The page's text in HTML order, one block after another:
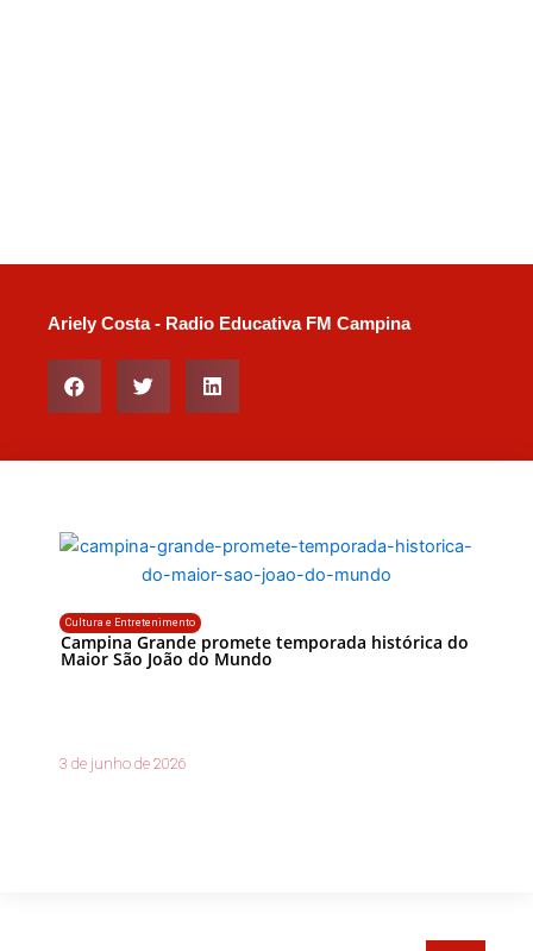
Ariely Costa - Radio Educativa FM Campina
Cultura e Entretenimento
Campina Grande promete temporada histórica do
Maior São João do Mundo
3 de junho de 2026